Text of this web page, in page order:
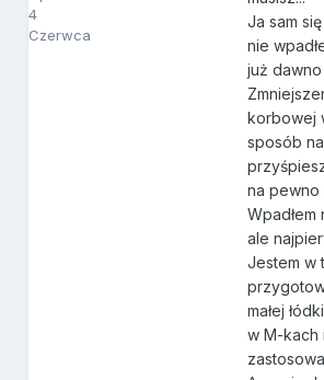
4
Czerwca
Ja sam
nie
już dawno
korbowej
sposób
na pewno
Wpadłem
ale
Jestem w
małej
w M-kach